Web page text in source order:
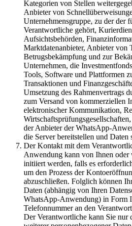
Kategorien von Stellen
Anbieter von
Unternehmensgruppe, zu der der
Verantwortliche gehört,
Aufsichtsbehörden,
Marktdatenanbieter, Anbieter von
Betrugsbekämpfung und zur
Unternehmen, die
Tools, Software und Plattformen
Transaktionen und
Umsetzung des Rahmenvertrags
zum Versand von kommerziellen
elektronischer Kommunikation,
der Anbieter der WhatsApp-
die Server bereitstellen und Daten
Der Kontakt mit dem
Anwendung kann von Ihnen oder
initiiert werden, falls es
um den Prozess der
abzuschließen. Folglich können
Daten (abhängig von Ihren
WhatsApp-Anwendung) in Form
Telefonnummer an den
Der Verantwortliche kann Sie nur